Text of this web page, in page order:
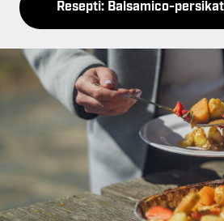
Resepti: Balsamico-persikat